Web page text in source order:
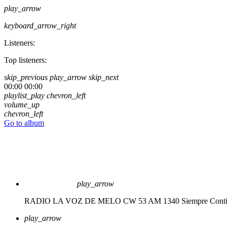
play_arrow
keyboard_arrow_right
Listeners:
Top listeners:
skip_previous play_arrow skip_next
00:00 00:00
playlist_play chevron_left
volume_up
chevron_left
Go to album
play_arrow
RADIO LA VOZ DE MELO CW 53 AM 1340 Siempre
play_arrow